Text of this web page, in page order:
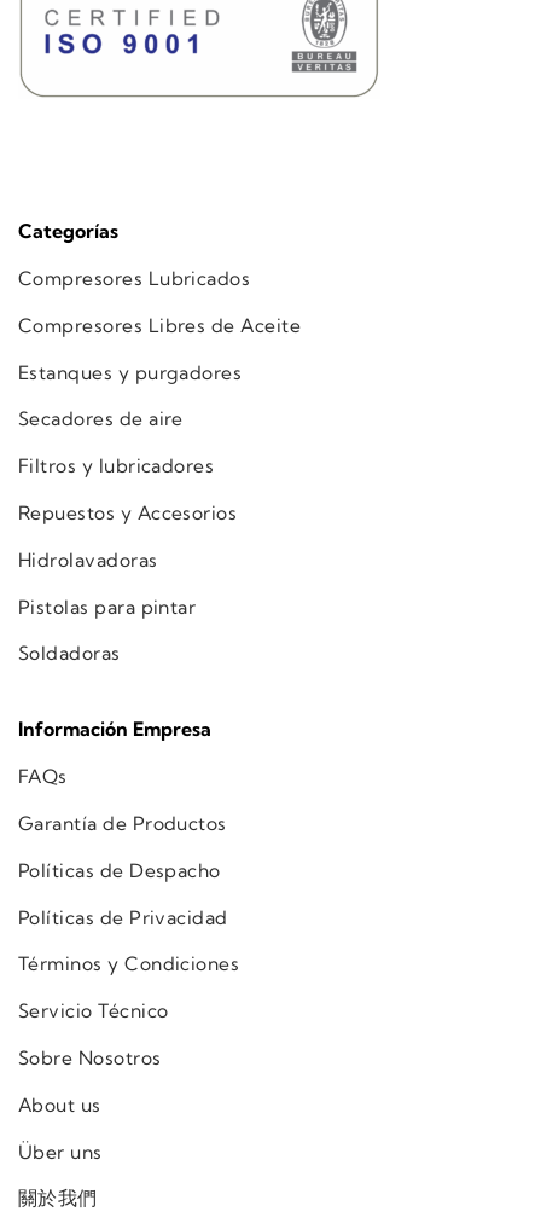
Categorías
Compresores Lubricados
Compresores Libres de Aceite
Estanques y purgadores
Secadores de aire
Filtros y lubricadores
Repuestos y Accesorios
Hidrolavadoras
Pistolas para pintar
Soldadoras
Información Empresa
FAQs
Garantía de Productos
Políticas de Despacho
Políticas de Privacidad
Términos y Condiciones
Servicio Técnico
Sobre Nosotros
About us
Über uns
關於我們